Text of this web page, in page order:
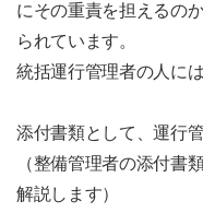
にその重責を担えるの
られています。
統括運行管理者の人に
添付書類として、運行
（整備管理者の添付書
解説します）